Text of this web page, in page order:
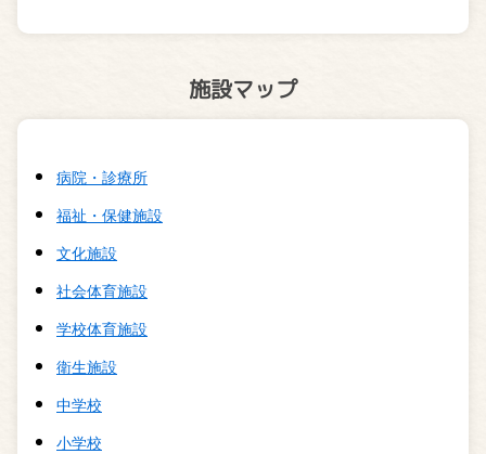
施設マップ
病院・診療所
福祉・保健施設
文化施設
社会体育施設
学校体育施設
衛生施設
中学校
小学校